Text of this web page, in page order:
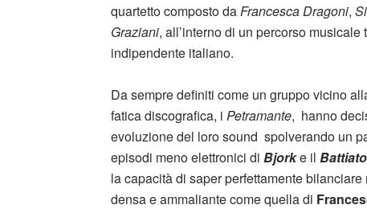
quartetto composto da Francesca Dragoni,
Graziani, all’interno di un percorso
indipendente italiano.
Da sempre definiti come un gruppo vicino
fatica discografica, i Petramante, hanno
evoluzione del loro sound spolverando un
episodi meno elettronici di Bjorke il Battiato
la capacità di saper perfettamente
densa e ammaliante come quella di